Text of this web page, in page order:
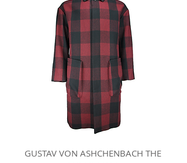
GUSTAV VON ASHCHENBACH THE